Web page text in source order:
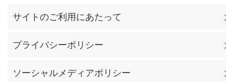
サイトのご利用にあたって
プライバシーポリシー
ソーシャルメディアポリシー